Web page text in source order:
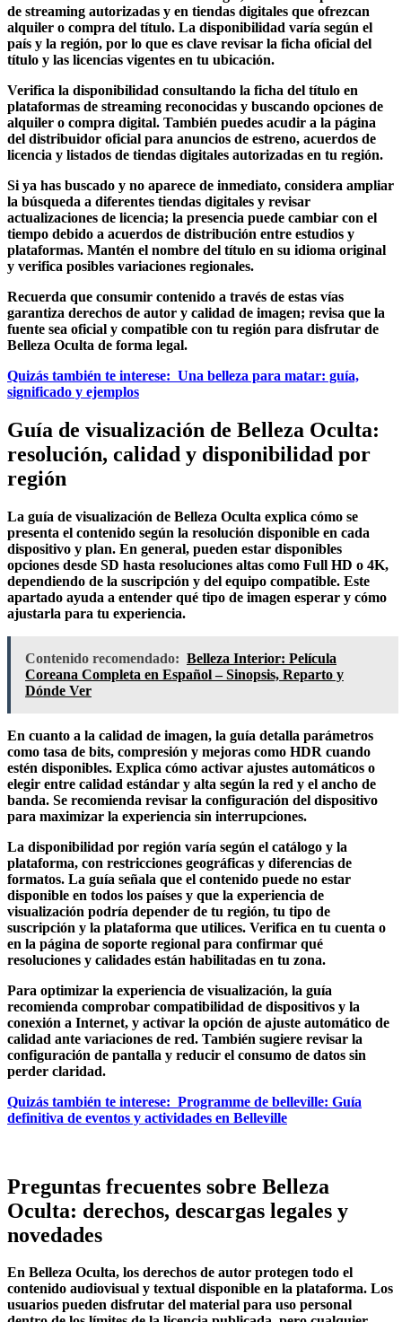
de streaming autorizadas y en tiendas digitales que ofrezcan
alquiler o compra del título. La disponibilidad varía según el
país y la región, por lo que es clave revisar la ficha oficial del
título y las licencias vigentes en tu ubicación.
Verifica la disponibilidad consultando la ficha del título en
plataformas de streaming reconocidas y buscando opciones de
alquiler o compra digital. También puedes acudir a la página
del distribuidor oficial para anuncios de estreno, acuerdos de
licencia y listados de tiendas digitales autorizadas en tu región.
Si ya has buscado y no aparece de inmediato, considera ampliar
la búsqueda a diferentes tiendas digitales y revisar
actualizaciones de licencia; la presencia puede cambiar con el
tiempo debido a acuerdos de distribución entre estudios y
plataformas. Mantén el nombre del título en su idioma original
y verifica posibles variaciones regionales.
Recuerda que consumir contenido a través de estas vías
garantiza derechos de autor y calidad de imagen; revisa que la
fuente sea oficial y compatible con tu región para disfrutar de
Belleza Oculta de forma legal.
Quizás también te interese: Una belleza para matar: guía,
significado y ejemplos
Guía de visualización de Belleza Oculta:
resolución, calidad y disponibilidad por
región
La guía de visualización de Belleza Oculta explica cómo se
presenta el contenido según la resolución disponible en cada
dispositivo y plan. En general, pueden estar disponibles
opciones desde SD hasta resoluciones altas como Full HD o 4K,
dependiendo de la suscripción y del equipo compatible. Este
apartado ayuda a entender qué tipo de imagen esperar y cómo
ajustarla para tu experiencia.
Contenido recomendado: Belleza Interior: Película
Coreana Completa en Español – Sinopsis, Reparto y
Dónde Ver
En cuanto a la calidad de imagen, la guía detalla parámetros
como tasa de bits, compresión y mejoras como HDR cuando
estén disponibles. Explica cómo activar ajustes automáticos o
elegir entre calidad estándar y alta según la red y el ancho de
banda. Se recomienda revisar la configuración del dispositivo
para maximizar la experiencia sin interrupciones.
La disponibilidad por región varía según el catálogo y la
plataforma, con restricciones geográficas y diferencias de
formatos. La guía señala que el contenido puede no estar
disponible en todos los países y que la experiencia de
visualización podría depender de tu región, tu tipo de
suscripción y la plataforma que utilices. Verifica en tu cuenta o
en la página de soporte regional para confirmar qué
resoluciones y calidades están habilitadas en tu zona.
Para optimizar la experiencia de visualización, la guía
recomienda comprobar compatibilidad de dispositivos y la
conexión a Internet, y activar la opción de ajuste automático de
calidad ante variaciones de red. También sugiere revisar la
configuración de pantalla y reducir el consumo de datos sin
perder claridad.
Quizás también te interese: Programme de belleville: Guía
definitiva de eventos y actividades en Belleville
Preguntas frecuentes sobre Belleza
Oculta: derechos, descargas legales y
novedades
En Belleza Oculta, los derechos de autor protegen todo el
contenido audiovisual y textual disponible en la plataforma. Los
usuarios pueden disfrutar del material para uso personal